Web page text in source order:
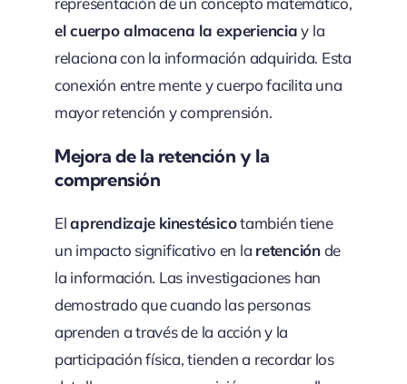
el cuerpo almacena la experienciay la
relaciona con la información adquirida. Esta
conexión entre mente y cuerpo facilita una
mayor retención y comprensión.
Mejora de la retención y la
comprensión
Elaprendizaje kinestésicotambién tiene
un impacto significativo en la retenciónde
la información. Las investigaciones han
demostrado que cuando las personas
aprenden a través de la acción y la
participación física, tienden a recordar los